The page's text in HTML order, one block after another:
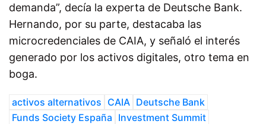
demanda”, decía la experta de Deutsche Bank.
Hernando, por su parte, destacaba las
microcredenciales de CAIA, y señaló el interés
generado por los activos digitales, otro tema en
boga.
activos alternativos CAIA Deutsche Bank
Funds Society España Investment Summit